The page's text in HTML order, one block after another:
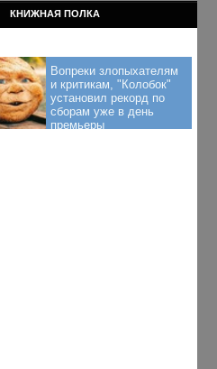
КНИЖНАЯ ПОЛКА
Вопреки злопыхателям
и критикам, "Колобок"
установил рекорд по
сборам уже в день
премьеры